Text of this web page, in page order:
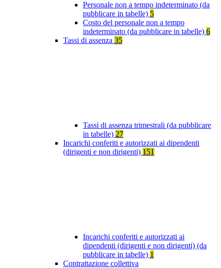
Personale non a tempo indeterminato (da
pubblicare in tabelle) 5
Costo del personale non a tempo
indeterminato (da pubblicare in tabelle) 6
Tassi di assenza 35
Tassi di assenza trimestrali (da pubblicare
in tabelle) 27
Incarichi conferiti e autorizzati ai dipendenti
(dirigenti e non dirigenti) 151
Incarichi conferiti e autorizzati ai
dipendenti (dirigenti e non dirigenti) (da
pubblicare in tabelle) 1
Contrattazione collettiva